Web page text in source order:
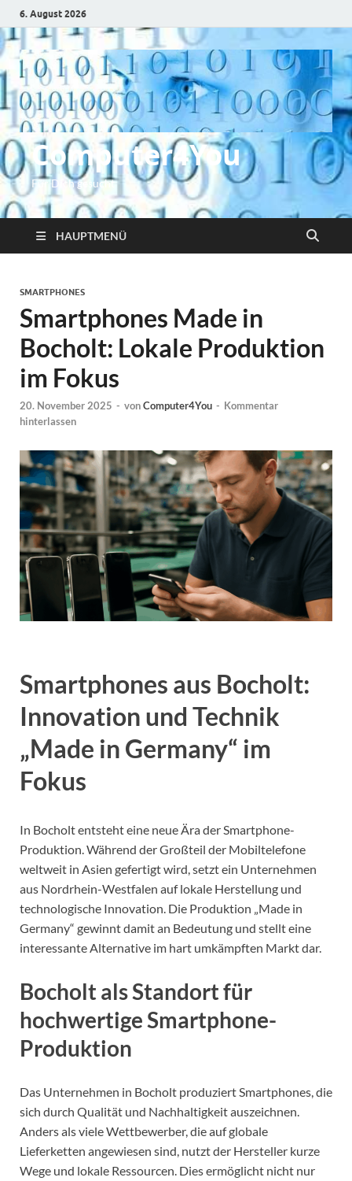
6. August 2026
Computer4You
Für Dich gesucht
HAUPTMENÜ
SMARTPHONES
Smartphones Made in
Bocholt: Lokale Produktion
im Fokus
20. November 2025 - vonComputer4You - Kommentar
hinterlassen
Smartphones aus Bocholt:
Innovation und Technik
„Made in Germany“ im
Fokus
In Bocholt entsteht eine neue Ära der Smartphone-
Produktion. Während der Großteil der Mobiltelefone
weltweit in Asien gefertigt wird, setzt ein Unternehmen
aus Nordrhein-Westfalen auf lokale Herstellung und
technologische Innovation. Die Produktion „Made in
Germany“ gewinnt damit an Bedeutung und stellt eine
interessante Alternative im hart umkämpften Markt dar.
Bocholt als Standort für
hochwertige Smartphone-
Produktion
Das Unternehmen in Bocholt produziert Smartphones, die
sich durch Qualität und Nachhaltigkeit auszeichnen.
Anders als viele Wettbewerber, die auf globale
Lieferketten angewiesen sind, nutzt der Hersteller kurze
Wege und lokale Ressourcen. Dies ermöglicht nicht nur